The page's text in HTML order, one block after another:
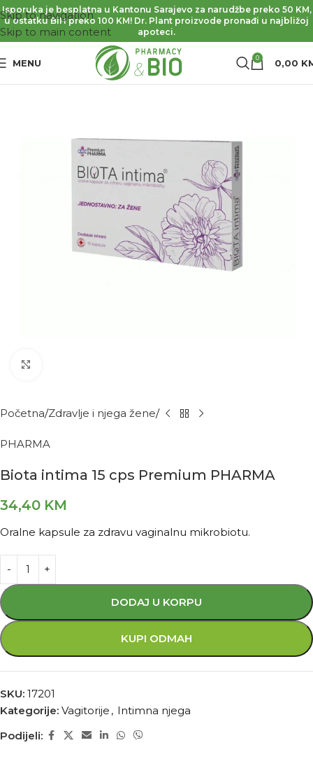
Skip to navigation
Skip to main content
Isporuka je besplatna u Kantonu Sarajevo za narudžbe preko 50 KM,
u ostatku BiH preko 100 KM! Dr. Plant proizvode pronađi u najbližoj
apoteci.
MENU 0 0,00
Početna Zdravlje i njega žene
PHARMA
Biota intima 15 cps Premium PHARMA
34,40 KM
Oralne kapsule za zdravu vaginalnu mikrobiotu.
DODAJ U KORPU
KUPI ODMAH
SKU: 17201
Kategorije: Vagitorije , Intimna njega
Podijeli: